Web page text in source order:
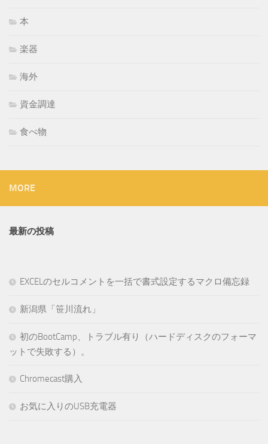
本
楽器
海外
資金調達
食べ物
MORE
最新の投稿
EXCELのセルコメントを一括で書式設定するマクロ備忘録
新潟県「笹川流れ」
初のBootCamp、トラブル有り（ハードディスクのフォーマ
ットで失敗する）。
Chromecast購入
お気に入りのUSB充電器